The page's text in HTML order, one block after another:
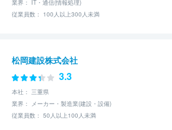
業界： IT・通信(情報処理)
従業員数： 100人以上300人未満
松岡建設株式会社
3.3
本社： 三重県
業界： メーカー・製造業(建設・設備)
従業員数： 50人以上100人未満